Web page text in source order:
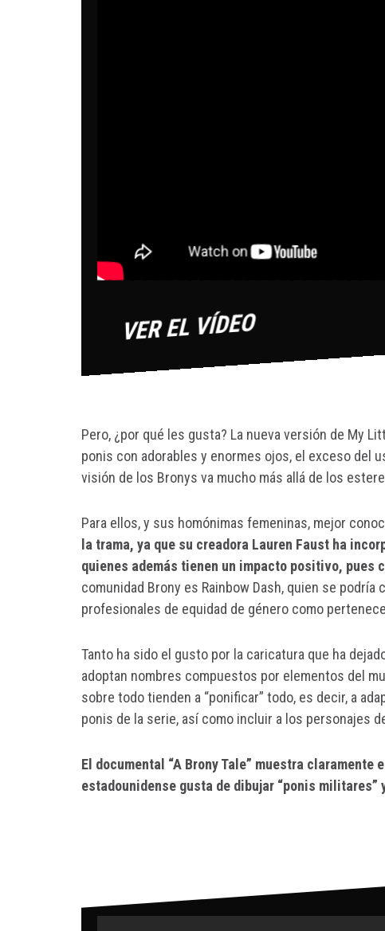
Pero, ¿por qué les gusta? La nueva versión de My
ponis con adorables y enormes ojos, el exceso del
visión de los Bronys va mucho más allá de los
Para ellos, y sus homónimas femeninas, mejor
la trama, ya que su creadora Lauren Faust ha
quienes además tienen un impacto positivo, pues
comunidad Brony es Rainbow Dash, quien se
profesionales de equidad de género como
Tanto ha sido el gusto por la caricatura que ha
adoptan nombres compuestos por elementos del
sobre todo tienden a “ponificar” todo, es decir, a
ponis de la serie, así como incluir a los personajes
El documental “A Brony Tale” muestra
estadounidense gusta de dibujar “ponis